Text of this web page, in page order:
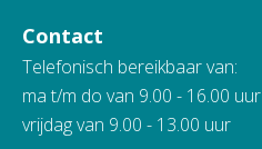
Contact
Telefonisch bereikbaar van:
ma t/m do van 9.00 - 16.00 uur
vrijdag van 9.00 - 13.00 uur